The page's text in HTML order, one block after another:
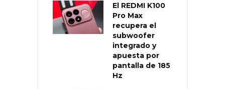
El REDMI K100
Pro Max
recupera el
subwoofer
integrado y
apuesta por
pantalla de 185
Hz